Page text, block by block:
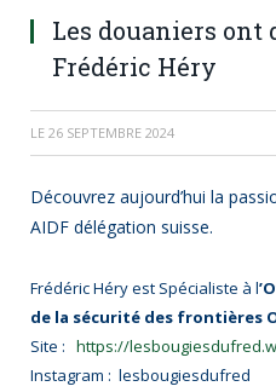
Les douaniers ont
Frédéric Héry
LE 26 SEPTEMBRE 2024
Découvrez aujourd’hui la
AIDF délégation suisse.
Frédéric Héry est Spécialiste à l
de la sécurité des frontières
Site : https://
Instagram : lesbougiesdufred